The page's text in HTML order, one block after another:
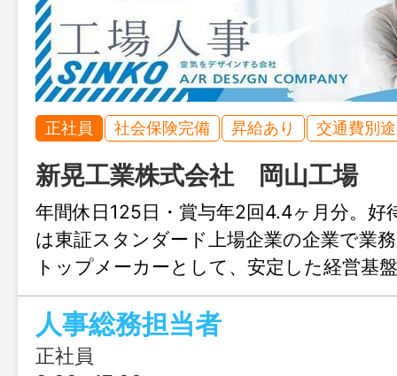
正社員 社会保険完備 昇給あり 交通費別
新晃工業株式会社 岡山工場
年間休日125日・賞与年2回4.4ヶ月分。好
は東証スタンダード上場企業の企業で業
トップメーカーとして、安定した経営基
人事総務担当者
正社員